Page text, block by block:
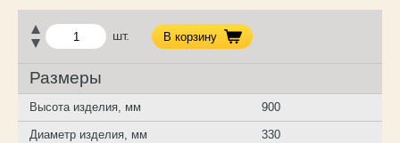
шт. В корзину
Размеры
Высота изделия, мм 900
Диаметр изделия, мм 330